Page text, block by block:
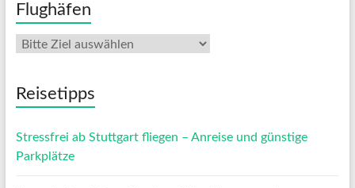
Flughäfen
Reisetipps
Stressfrei ab Stuttgart fliegen – Anreise und günstige
Parkplätze